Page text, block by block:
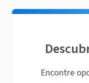
Encontre